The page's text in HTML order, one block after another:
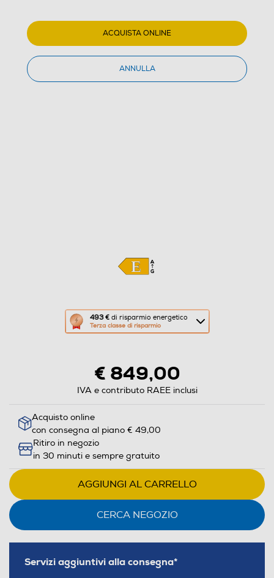
493 €di risparmio energetico
Terza classe di risparmio
Questa
azione
Calcolatore
energetico
di
Youreko.
€ 849,00
IVA e contributo RAEE inclusi
Acquisto online
con consegna al piano € 49,00
Ritiro in negozio
in 30 minuti e sempre gratuito
AGGIUNGI AL CARRELLO
CERCA NEGOZIO
Servizi aggiuntivi alla consegna*
ACQUISTA ONLINE
ANNULLA